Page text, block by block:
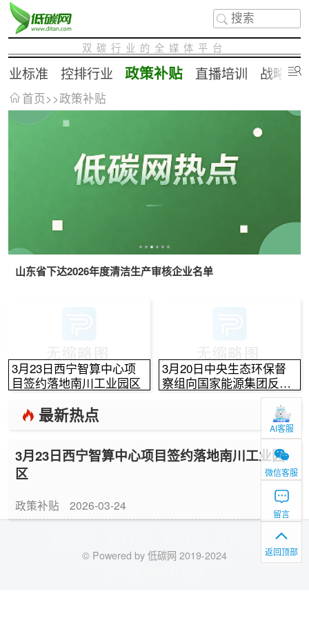
双碳行业的全媒体平台
业标准 控排行业 政策补贴 直播培训 战略合
首页>>政策补贴
山东省下达2026年度清洁生产审核企业名单
3月23日西宁智算中心项
目签约落地南川工业园区
3月20日中央生态环保督
察组向国家能源集团反馈
最新热点
3月23日西宁智算中心项目签约落地南川工业园
区
政策补贴 2026-03-24
AI客服
微信客服
留言
返回顶部
© Powered by 低碳网 2019-2024